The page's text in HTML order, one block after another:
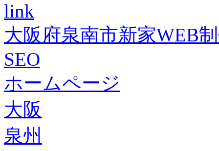
link
大阪府泉南市新家WEB
SEO
ホームページ
大阪
泉州